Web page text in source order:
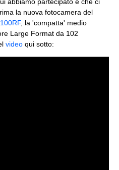
la nuova fotocamera del
, la 'compatta' medio
Large Format da 102
video qui sotto: